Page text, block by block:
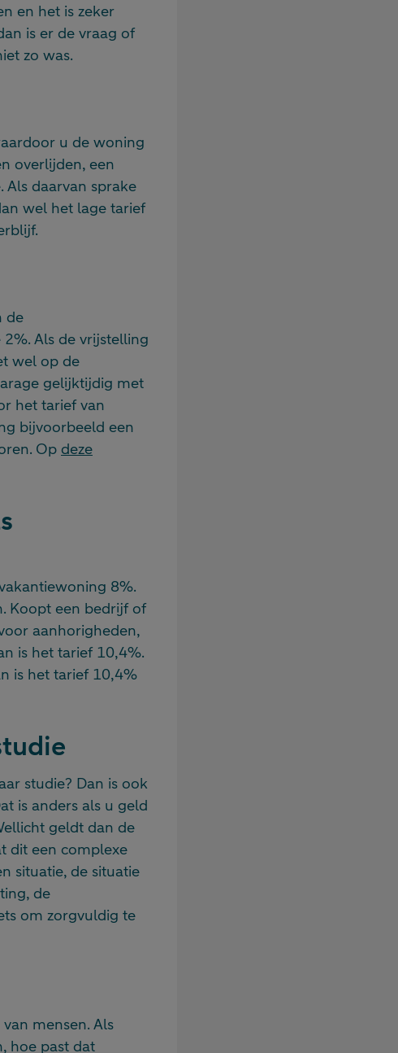
en het is zeker
is er de vraag of
zo was.
u de woning
overlijden, een
daarvan sprake
wel het lage tarief
de
Als de vrijstelling
wel op de
gelijktijdig met
het tarief van
bijvoorbeeld een
Op deze
8%.
Koopt een bedrijf of
aanhorigheden,
is het tarief 10,4%.
is het tarief 10,4%
studie? Dan is ook
is anders als u geld
geldt dan de
dit een complexe
situatie, de situatie
de
om zorgvuldig te
mensen. Als
hoe past dat